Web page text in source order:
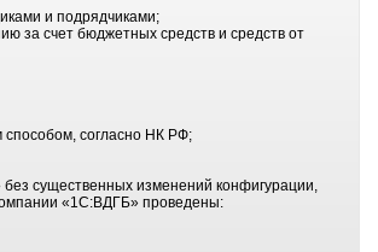
и подрядчиками;
за счет бюджетных средств и средств от
способом, согласно НК РФ;
существенных изменений конфигурации,
«1С:ВДГБ» проведены: